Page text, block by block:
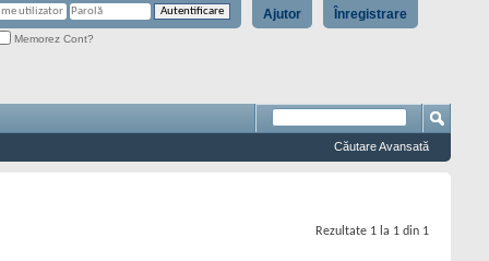
Înregistrare
Ajutor
Memorez Cont?
Căutare Avansată
Rezultate 1 la 1 din 1